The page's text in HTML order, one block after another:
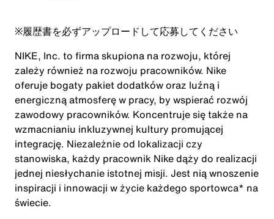
※履歴書を必ずアップロードして応募してください
NIKE, Inc. to firma skupiona na rozwoju, której
zależy również na rozwoju pracowników. Nike
oferuje bogaty pakiet dodatków oraz luźną i
energiczną atmosferę w pracy, by wspierać rozwój
zawodowy pracowników. Koncentruje się także na
wzmacnianiu inkluzywnej kultury promującej
integrację. Niezależnie od lokalizacji czy
stanowiska, każdy pracownik Nike dąży do realizacji
jednej niesłychanie istotnej misji. Jest nią wnoszenie
inspiracji i innowacji w życie każdego sportowca* na
świecie.